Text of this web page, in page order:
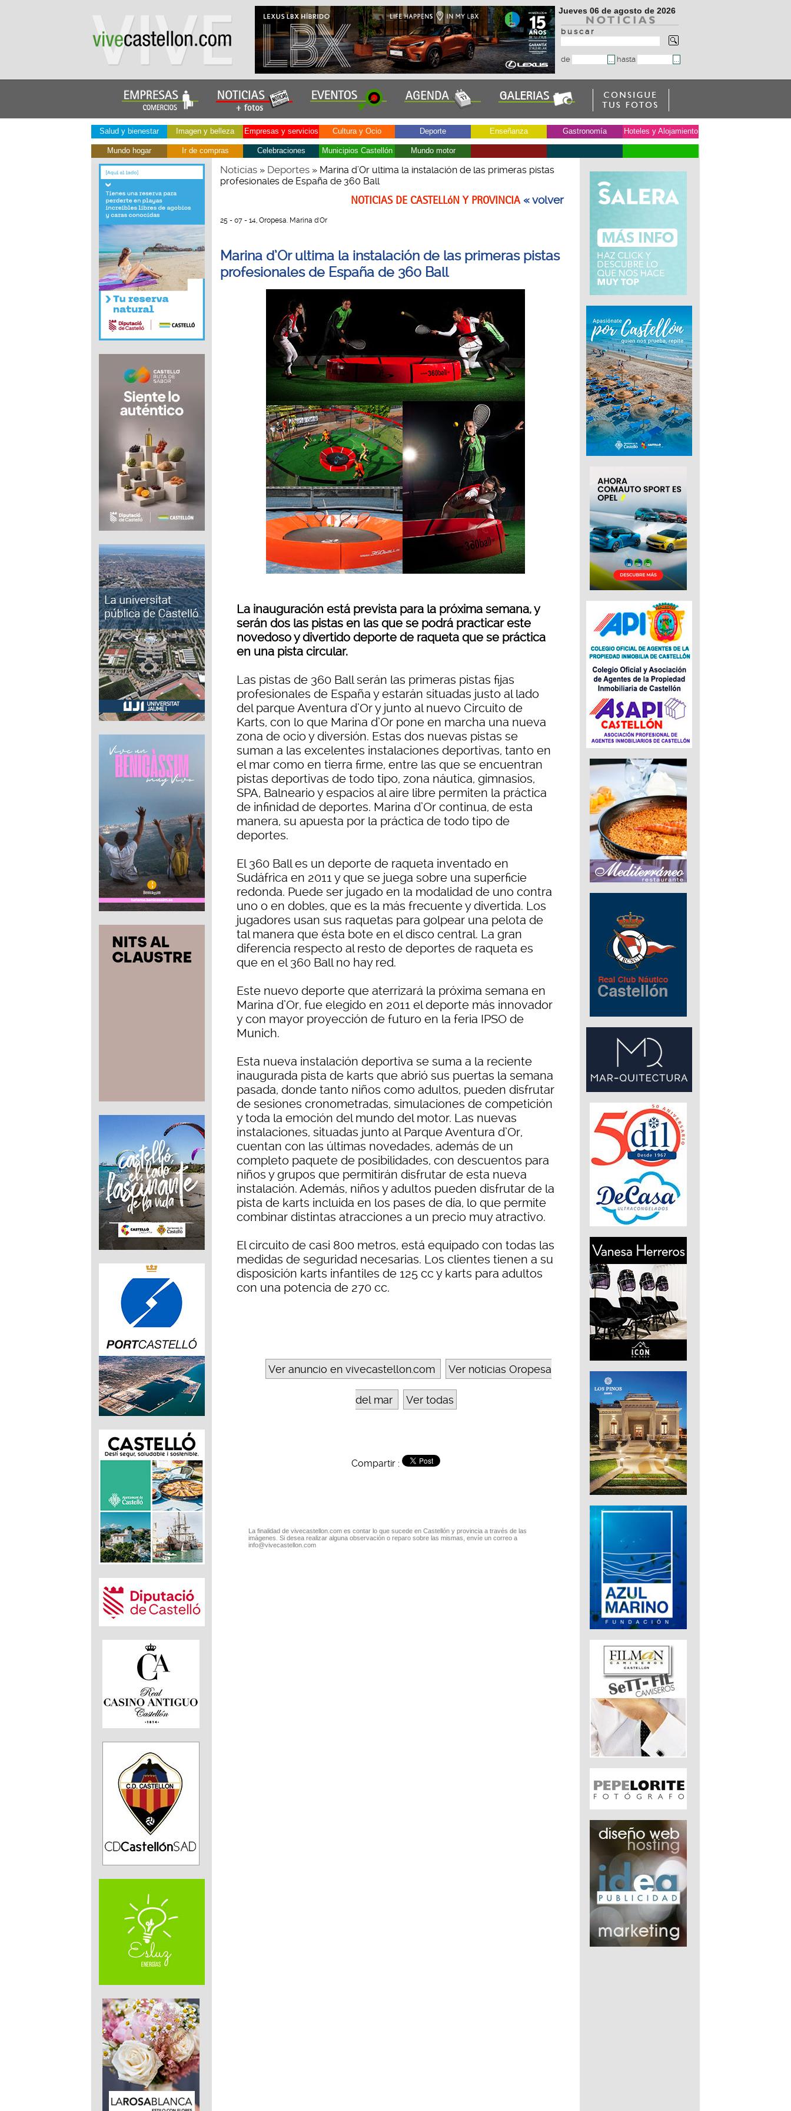
Jueves 06 de agosto de 2026
b u s c a r
de hasta
Salud y bienestar Imagen y belleza Empresas y servicios Cultura y Ocio Deporte Enseñanza Gastronomía Hoteles y Alojamiento
Mundo hogar Ir de compras Celebraciones Municipios Castellón Mundo motor
Noticias» Deportes» Marina d’Or ultima la instalación de las primeras pistas
profesionales de España de 360 Ball
NOTICIAS DE CASTELLóN Y PROVINCIA« volver
25 - 07 - 14, Oropesa. Marina d'Or
Marina d’Or ultima la instalación de las primeras pistas
profesionales de España de 360 Ball
La inauguración está prevista para la próxima semana, y
serán dos las pistas en las que se podrá practicar este
novedoso y divertido deporte de raqueta que se práctica
en una pista circular.
Las pistas de 360 Ball serán las primeras pistas fijas
profesionales de España y estarán situadas justo al lado
del parque Aventura d’Or y junto al nuevo Circuito de
Karts, con lo que Marina d’Or pone en marcha una nueva
zona de ocio y diversión. Estas dos nuevas pistas se
suman a las excelentes instalaciones deportivas, tanto en
el mar como en tierra firme, entre las que se encuentran
pistas deportivas de todo tipo, zona náutica, gimnasios,
SPA, Balneario y espacios al aire libre permiten la práctica
de infinidad de deportes. Marina d’Or continua, de esta
manera, su apuesta por la práctica de todo tipo de
deportes.
El 360 Ball es un deporte de raqueta inventado en
Sudáfrica en 2011 y que se juega sobre una superficie
redonda. Puede ser jugado en la modalidad de uno contra
uno o en dobles, que es la más frecuente y divertida. Los
jugadores usan sus raquetas para golpear una pelota de
tal manera que ésta bote en el disco central. La gran
diferencia respecto al resto de deportes de raqueta es
que en el 360 Ball no hay red.
Este nuevo deporte que aterrizará la próxima semana en
Marina d’Or, fue elegido en 2011 el deporte más innovador
y con mayor proyección de futuro en la feria IPSO de
Munich.
Esta nueva instalación deportiva se suma a la reciente
inaugurada pista de karts que abrió sus puertas la semana
pasada, donde tanto niños como adultos, pueden disfrutar
de sesiones cronometradas, simulaciones de competición
y toda la emoción del mundo del motor. Las nuevas
instalaciones, situadas junto al Parque Aventura d’Or,
cuentan con las últimas novedades, además de un
completo paquete de posibilidades, con descuentos para
niños y grupos que permitirán disfrutar de esta nueva
instalación. Además, niños y adultos pueden disfrutar de la
pista de karts incluida en los pases de día, lo que permite
combinar distintas atracciones a un precio muy atractivo.
El circuito de casi 800 metros, está equipado con todas las
medidas de seguridad necesarias. Los clientes tienen a su
disposición karts infantiles de 125 cc y karts para adultos
con una potencia de 270 cc.
Ver anuncio en vivecastellon.com Ver noticias Oropesa
del mar Ver todas
Compartir :
La finalidad de vivecastellon.com es contar lo que sucede en Castellón y provincia a través de las
imágenes. Si desea realizar alguna observación o reparo sobre las mismas, envíe un correo a
info@vivecastellon.com